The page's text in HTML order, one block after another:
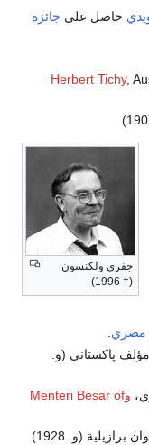
حاصل على جائزة
Herbert Tichy,
جفري ولكنسون
(† 1996)
مصري.
پاكستاني (و.
وMenteri Besar of
برازيلية (و. 1928)